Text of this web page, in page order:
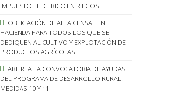
IMPUESTO ELECTRICO EN RIEGOS
OBLIGACIÓN DE ALTA CENSAL EN
HACIENDA PARA TODOS LOS QUE SE
DEDIQUEN AL CULTIVO Y EXPLOTACIÓN DE
PRODUCTOS AGRÍCOLAS
ABIERTA LA CONVOCATORIA DE AYUDAS
DEL PROGRAMA DE DESARROLLO RURAL.
MEDIDAS 10 Y 11